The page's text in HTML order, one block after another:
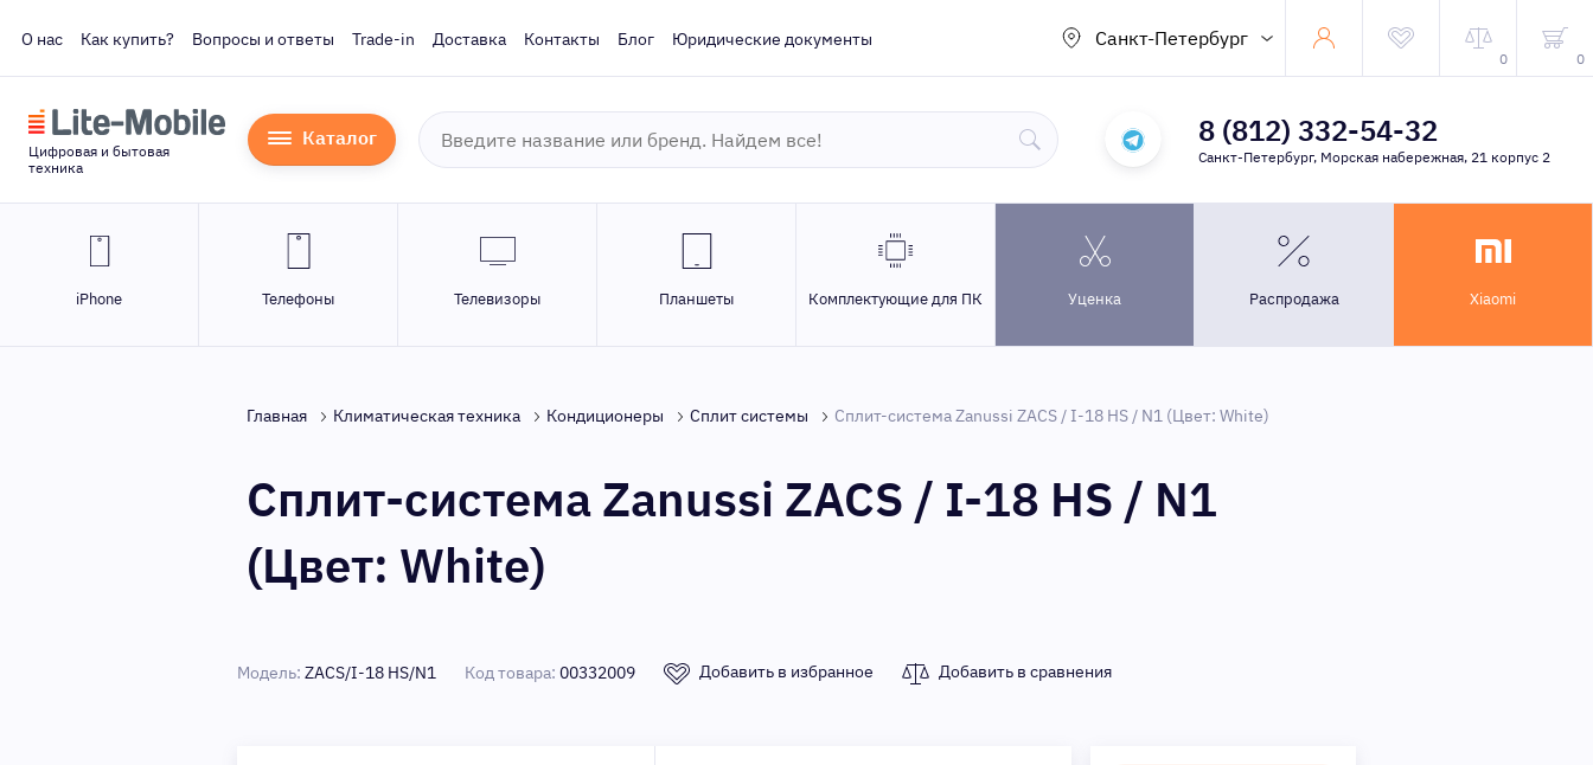
О нас Как купить? Вопросы и ответы Trade-in Доставка Контакты Блог Юридические документы Санкт-Петербург
0 0
Цифровая и бытовая
техника
Каталог 8 (812) 332-54-32
Санкт-Петербург, Морская набережная, 21 корпус 2
iPhone Телефоны Телевизоры Планшеты Комплектующие для ПК Уценка Распродажа Xiaomi
Главная Климатическая техника Кондиционеры Сплит системы Сплит-система Zanussi ZACS / I-18 HS / N1 (Цвет: White)
Сплит-система Zanussi ZACS / I-18 HS / N1
(Цвет: White)
Модель: ZACS/I-18 HS/N1 Код товара: 00332009 Добавить в избранное Добавить в сравнения